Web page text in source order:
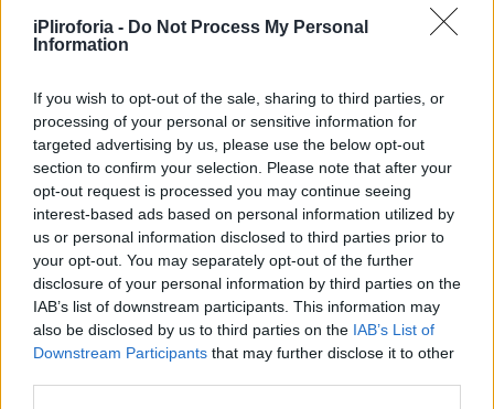
iPliroforia - Do Not Process My Personal
Information
If you wish to opt-out of the sale, sharing to third parties, or
processing of your personal or sensitive information for
targeted advertising by us, please use the below opt-out
section to confirm your selection. Please note that after your
opt-out request is processed you may continue seeing
interest-based ads based on personal information utilized by
us or personal information disclosed to third parties prior to
your opt-out. You may separately opt-out of the further
disclosure of your personal information by third parties on the
IAB’s list of downstream participants. This information may
also be disclosed by us to third parties on the IAB’s List of
Downstream Participants that may further disclose it to other
4 φρέσκα κρεμμυδάκια
1 κρεμμύδι
2 φρέσκα σκόρδα